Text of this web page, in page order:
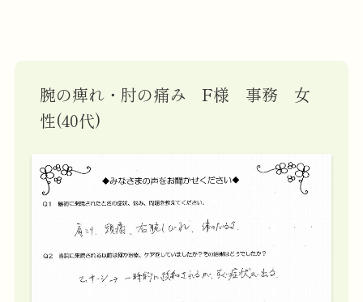
腕の痺れ・肘の痛み F様 事務 女
性(40代)